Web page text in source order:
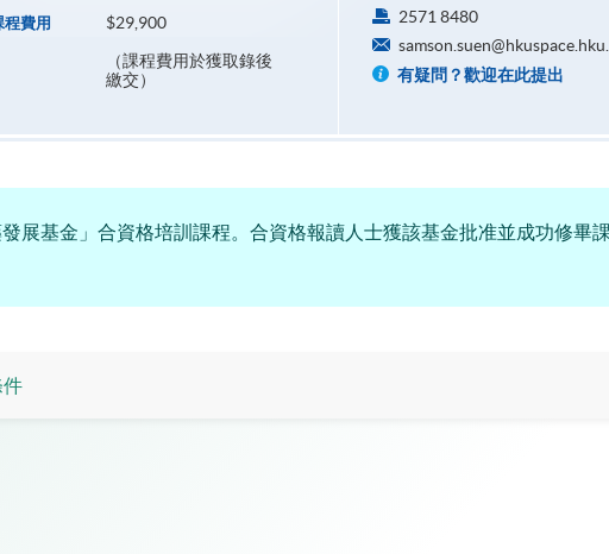
程費用
$29,900
（課程費用於獲取錄後
繳交）
2571 8480
有疑問？歡迎在此提出
展基金」合資格培訓課程。合資格報讀人士獲該基金批准並成功修畢
件